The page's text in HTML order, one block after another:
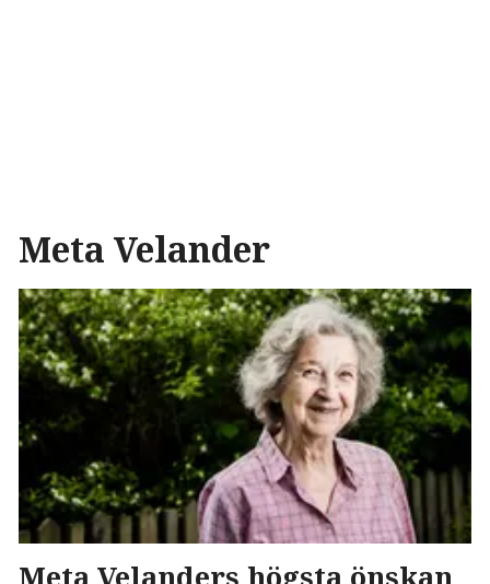
Meta Velander
Meta Velanders högsta önskan